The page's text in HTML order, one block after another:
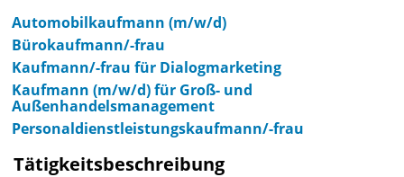
Automobilkaufmann (m/w/d)
Bürokaufmann/-frau
Kaufmann/-frau für Dialogmarketing
Kaufmann (m/w/d) für Groß- und
Außenhandelsmanagement
Personaldienstleistungskaufmann/-frau
Tätigkeitsbeschreibung